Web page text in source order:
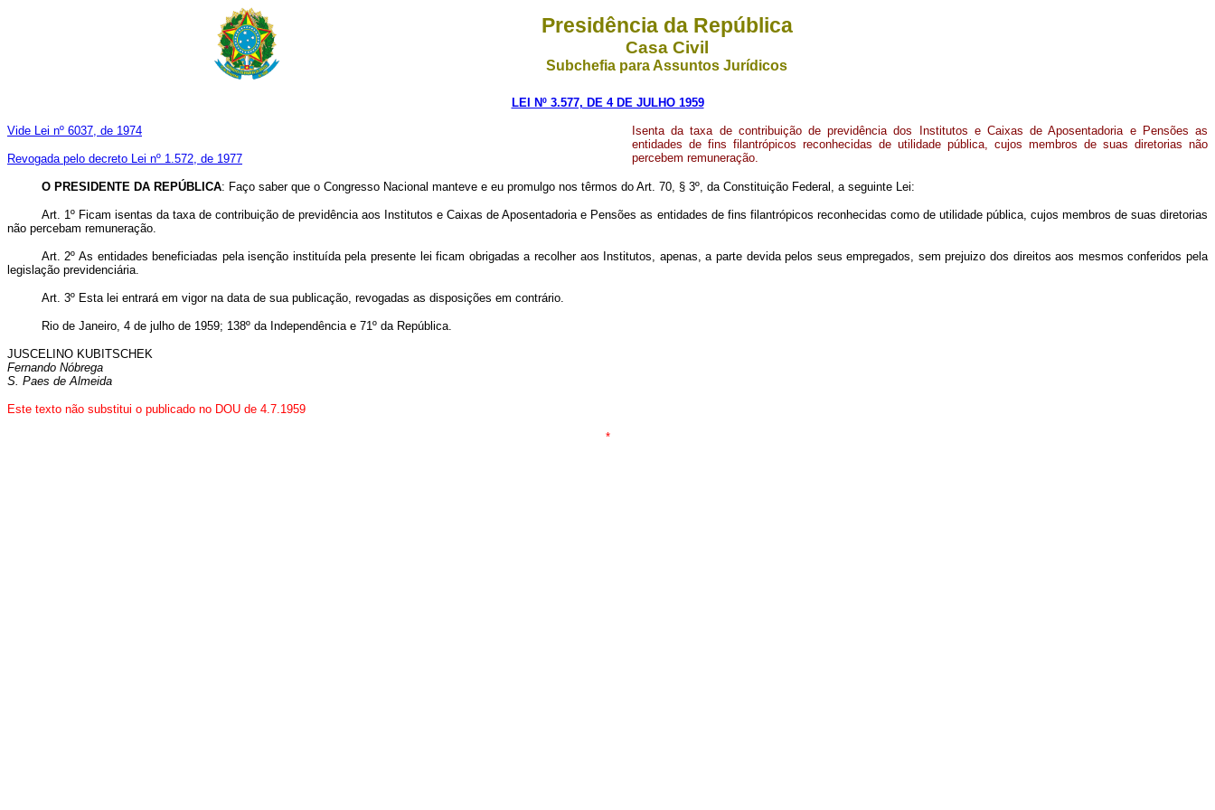
Presidência da República
Casa Civil
Subchefia para Assuntos Jurídicos
LEI Nº 3.577, DE 4 DE JULHO 1959
Vide Lei nº 6037, de 1974
Revogada pelo decreto Lei nº 1.572, de 1977
Isenta da taxa de contribuição de previdência dos Institutos e Caixas de Aposentadoria e Pensões as
entidades de fins filantrópicos reconhecidas de utilidade pública, cujos membros de suas diretorias não
percebem remuneração.
O PRESIDENTE DA REPÚBLICA: Faço saber que o Congresso Nacional manteve e eu promulgo nos têrmos do Art. 70, § 3º, da Constituição Federal, a seguinte Lei:
Art. 1º Ficam isentas da taxa de contribuição de previdência aos Institutos e Caixas de Aposentadoria e Pensões as entidades de fins filantrópicos reconhecidas como de utilidade pública, cujos membros de suas diretorias
não percebam remuneração.
Art. 2º As entidades beneficiadas pela isenção instituída pela presente lei ficam obrigadas a recolher aos Institutos, apenas, a parte devida pelos seus empregados, sem prejuizo dos direitos aos mesmos conferidos pela
legislação previdenciária.
Art. 3º Esta lei entrará em vigor na data de sua publicação, revogadas as disposições em contrário.
Rio de Janeiro, 4 de julho de 1959; 138º da Independência e 71º da República.
JUSCELINO KUBITSCHEK
Fernando Nóbrega
S. Paes de Almeida
Este texto não substitui o publicado no DOU de 4.7.1959
*